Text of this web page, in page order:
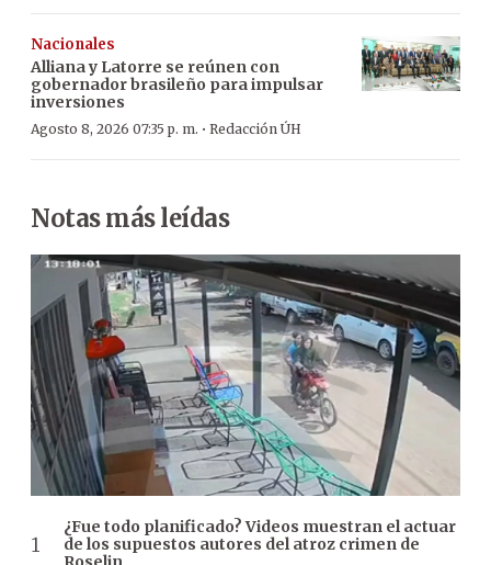
Nacionales
Alliana y Latorre se reúnen con
gobernador brasileño para impulsar
inversiones
Agosto 8, 2026 07:35 p. m. · Redacción ÚH
Notas más leídas
¿Fue todo planificado? Videos muestran el actuar
de los supuestos autores del atroz crimen de